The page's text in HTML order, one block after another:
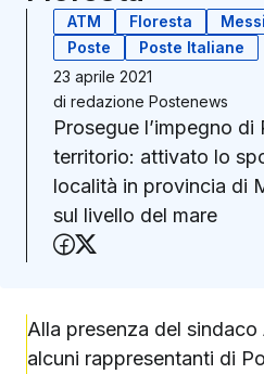
ATM Floresta
Poste
Poste Italiane
23 aprile 2021
di redazione Postenews
Prosegue l’impegno di
territorio: attivato lo
località in provincia di
sul livello del mare
Condividi su
Alla presenza del sindaco
alcuni rappresentanti di